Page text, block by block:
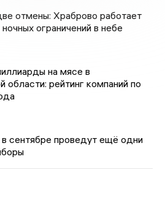
отмены: Храброво работает
ограничений в небе
на мясе в
области: рейтинг компаний по
сентябре проведут ещё одни